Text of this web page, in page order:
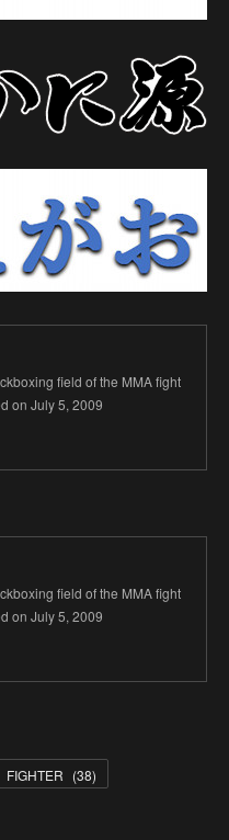
field of the MMA fight
on July 5, 2009
field of the MMA fight
on July 5, 2009
FIGHTER (38)